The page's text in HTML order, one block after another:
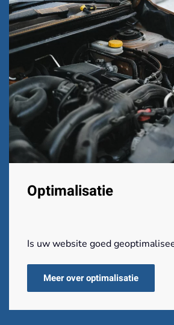
Optimalisatie
Is uw website goed
Meer over optimalisatie